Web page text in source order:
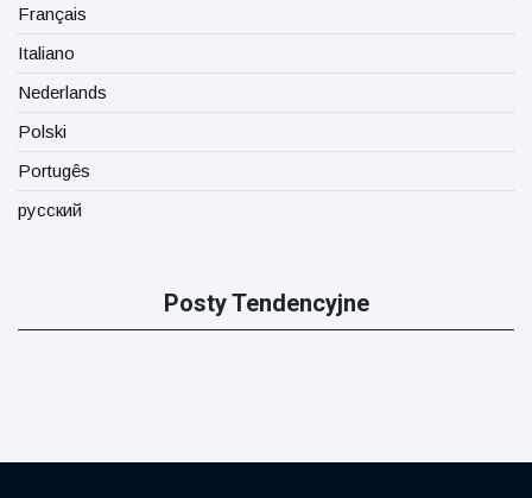
Français
Italiano
Nederlands
Polski
Portugês
русский
Posty Tendencyjne